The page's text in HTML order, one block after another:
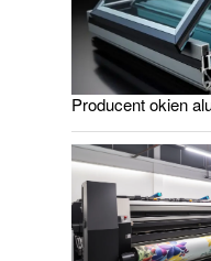
Producent okien